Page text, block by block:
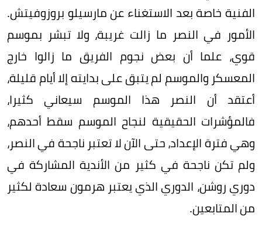
الفنية خاصة بعد الاستغناء عن مارسيلو بروزوفيتش.
الأمور في النصر ما زالت غريبة، ولا تبشر بموسم
قوي، علما أن بعض نجوم الفريق ما زالوا خارج
المعسكر والموسم لم يتبق على بدايته إلا أيام قليلة،
أعتقد أن النصر هذا الموسم سيعاني كثيرا،
فالمؤشرات الحقيقية لنجاح الموسم سقط أحدهم،
وهي فترة الإعداد، حتى الآن لا تعتبر ناجحة في النصر،
ولم تكن ناجحة في كثير من الأندية المشاركة في
دوري روشن، الدوري الذي يعتبر هرمون سعادة لكثير
من المتابعين.